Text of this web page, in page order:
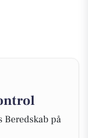
Beredskab på